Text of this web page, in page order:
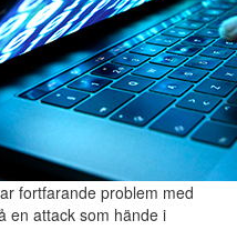
fortfarande problem med
en attack som hände i